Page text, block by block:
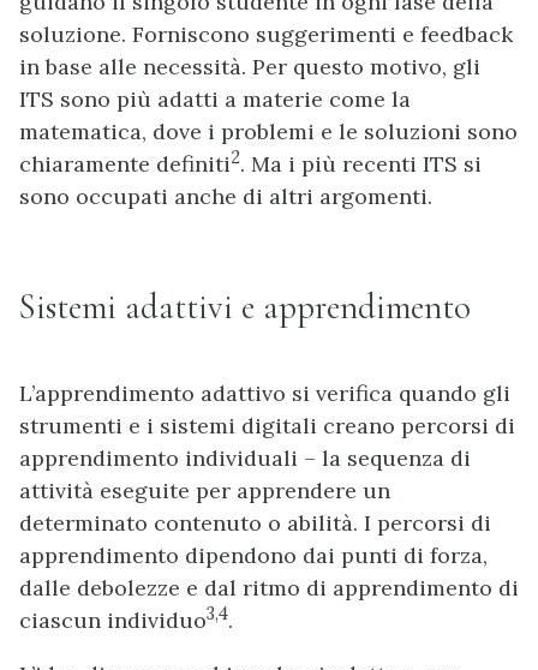
soluzione. Forniscono suggerimenti e feedback
in base alle necessità. Per questo motivo, gli
ITS sono più adatti a materie come la
matematica, dove i problemi e le soluzioni sono
chiaramente definiti2. Ma i più recenti ITS si
sono occupati anche di altri argomenti.
Sistemi adattivi e apprendimento
L’apprendimento adattivo si verifica quando gli
strumenti e i sistemi digitali creano percorsi di
apprendimento individuali – la sequenza di
attività eseguite per apprendere un
determinato contenuto o abilità. I percorsi di
apprendimento dipendono dai punti di forza,
dalle debolezze e dal ritmo di apprendimento di
ciascun individuo3,4.